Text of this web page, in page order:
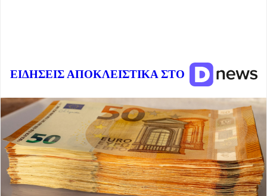
ΕΙΔΗΣΕΙΣ ΑΠΟΚΛΕΙΣΤΙΚΑ ΣΤΟ